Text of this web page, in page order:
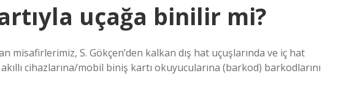
uçağa binilir mi?
misafirlerimiz, S. Gökçen’den kalkan dış hat uçuşlarında ve iç hat
cihazlarına/mobil biniş kartı okuyucularına (barkod) barkodlarını